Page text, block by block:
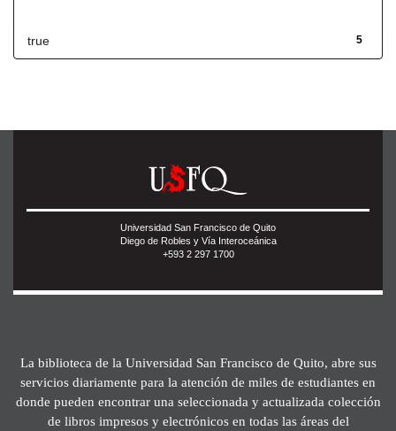
5
true
Universidad San Francisco de Quito
Diego de Robles y Vía Interoceánica
+593 2 297 1700
La biblioteca de la Universidad San Francisco de Quito, abre sus
servicios diariamente para la atención de miles de estudiantes en
donde pueden encontrar una seleccionada y actualizada colección
de libros impresos y electrónicos en todas las áreas del